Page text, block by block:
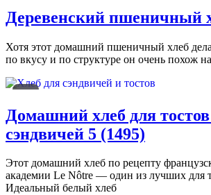
Деревенский пшеничный
Хотя этот домашний пшеничный хлеб
по вкусу и по структуре он очень похож
Домашний хлеб для
сэндвичей 5 (1495)
Этот домашний хлеб по рецепту
академии Le Nôtre — один из лучших для
Идеальный белый хлеб